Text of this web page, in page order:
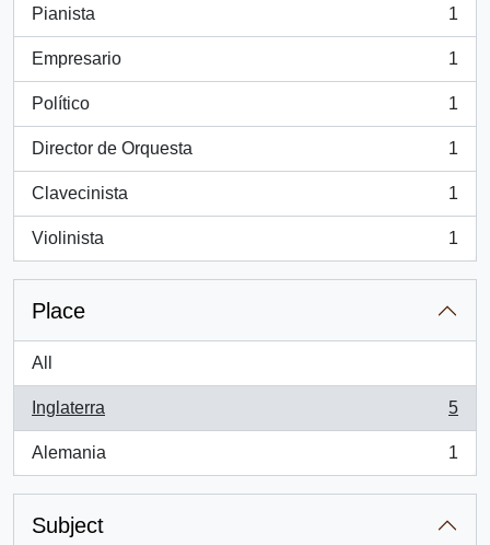
Pianista
, 1 results
1
Empresario
, 1 results
1
Político
, 1 results
1
Director de Orquesta
, 1 results
1
Clavecinista
, 1 results
1
Violinista
, 1 results
1
Place
All
Inglaterra
, 5 results
5
Alemania
, 1 results
1
Subject